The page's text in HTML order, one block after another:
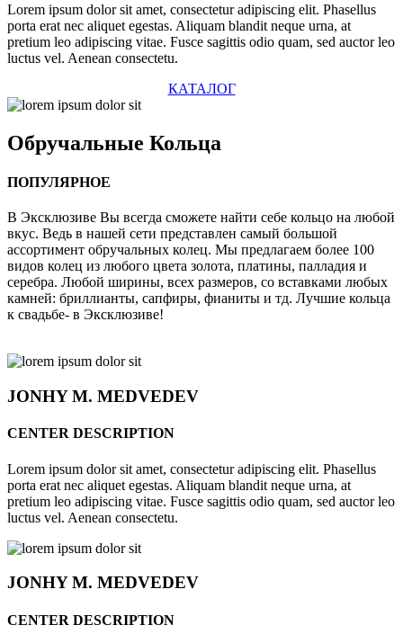
Lorem ipsum dolor sit amet, consectetur adipiscing elit. Phasellus
porta erat nec aliquet egestas. Aliquam blandit neque urna, at
pretium leo adipiscing vitae. Fusce sagittis odio quam, sed auctor leo
luctus vel. Aenean consectetu.
КАТАЛОГ
Обручальные Кольца
ПОПУЛЯРНОЕ
В Эксклюзиве Вы всегда сможете найти себе кольцо на любой
вкус. Ведь в нашей сети представлен самый большой
ассортимент обручальных колец. Мы предлагаем более 100
видов колец из любого цвета золота, платины, палладия и
серебра. Любой ширины, всех размеров, со вставками любых
камней: бриллианты, сапфиры, фианиты и тд. Лучшие кольца
к свадьбе- в Эксклюзиве!
JONHYM. MEDVEDEV
CENTER DESCRIPTION
Lorem ipsum dolor sit amet, consectetur adipiscing elit. Phasellus
porta erat nec aliquet egestas. Aliquam blandit neque urna, at
pretium leo adipiscing vitae. Fusce sagittis odio quam, sed auctor leo
luctus vel. Aenean consectetu.
JONHYM. MEDVEDEV
CENTER DESCRIPTION